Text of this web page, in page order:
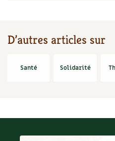
D’autres articles sur
Santé Solidarité